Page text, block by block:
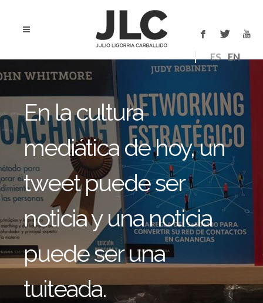
ES EN
En la cultura
mediática de hoy, un
tweet puede ser
noticia y una noticia
puede ser una
tuiteada.